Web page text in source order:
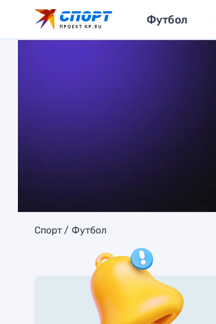
Футбол
Спорт Футбол